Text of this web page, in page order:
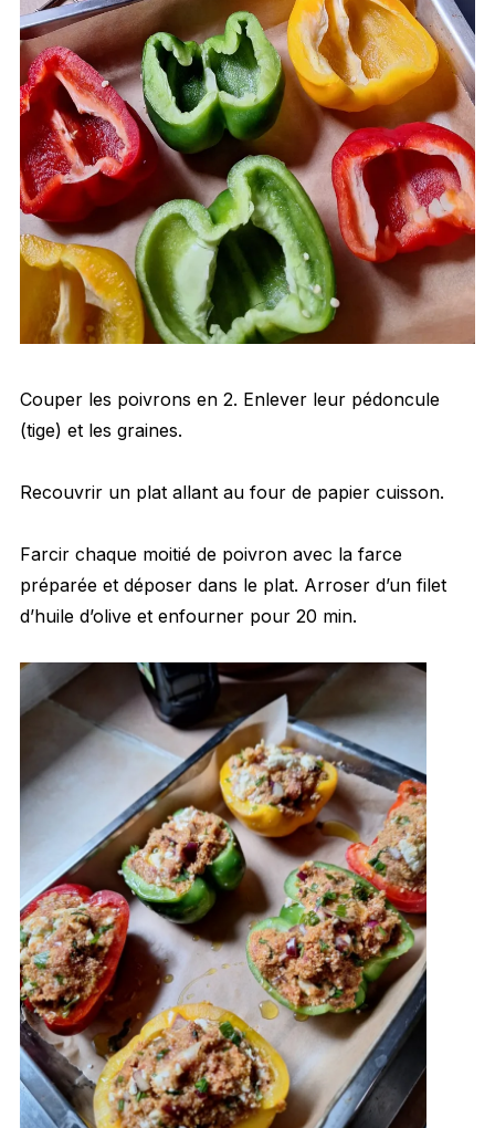
Couper les poivrons en 2. Enlever leur pédoncule
(tige) et les graines.
Recouvrir un plat allant au four de papier cuisson.
Farcir chaque moitié de poivron avec la farce
préparée et déposer dans le plat. Arroser d’un filet
d’huile d’olive et enfourner pour 20 min.